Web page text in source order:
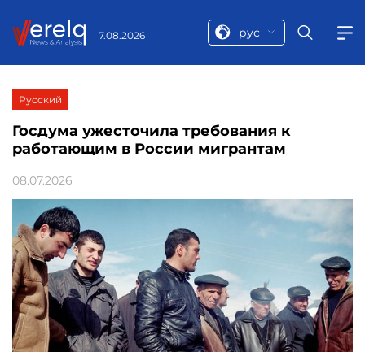
7.08.2026 рус
Русский
Госдума ужесточила требования к
работающим в России мигрантам
08.07.2026